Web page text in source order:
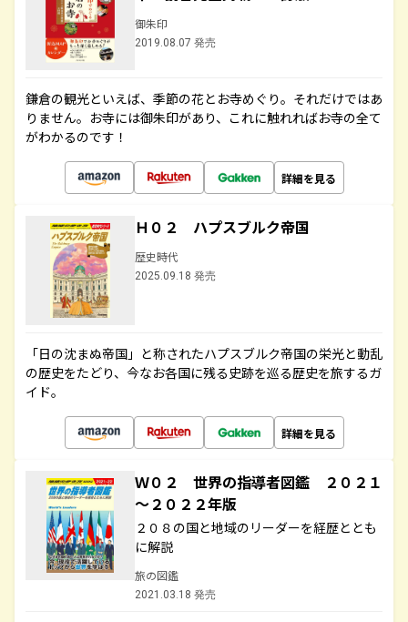
御朱印
2019.08.07 発売
鎌倉の観光といえば、季節の花とお寺めぐり。それだけではあ
りません。お寺には御朱印があり、これに触れればお寺の全て
がわかるのです！
詳細を見る
Ｈ０２ ハプスブルク帝国
歴史時代
2025.09.18 発売
「日の沈まぬ帝国」と称されたハプスブルク帝国の栄光と動乱
の歴史をたどり、今なお各国に残る史跡を巡る歴史を旅するガ
イド。
詳細を見る
Ｗ０２ 世界の指導者図鑑 ２０２１
～２０２２年版
２０８の国と地域のリーダーを経歴ととも
に解説
旅の図鑑
2021.03.18 発売